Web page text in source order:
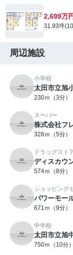
2,699万
31.93坪
周辺施設
小学校
太田市立旭
230ｍ（3分）
スーパー
株式会社フ
328ｍ（5分）
ドラッグスト
ディスカウ
574ｍ（8分）
ショッピング
パワーモー
671ｍ（9分）
中学校
太田市立旭
750ｍ（10分）